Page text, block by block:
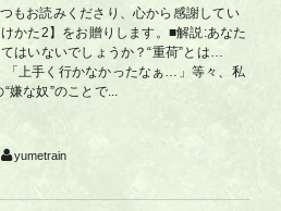
もお読みくださり、心から感謝してい
かた2】をお贈りします。■解説:あなた
はいないでしょうか？“重荷”とは…
「上手く行かなかったなぁ…」等々、私
嫌な奴”のことで...
yumetrain